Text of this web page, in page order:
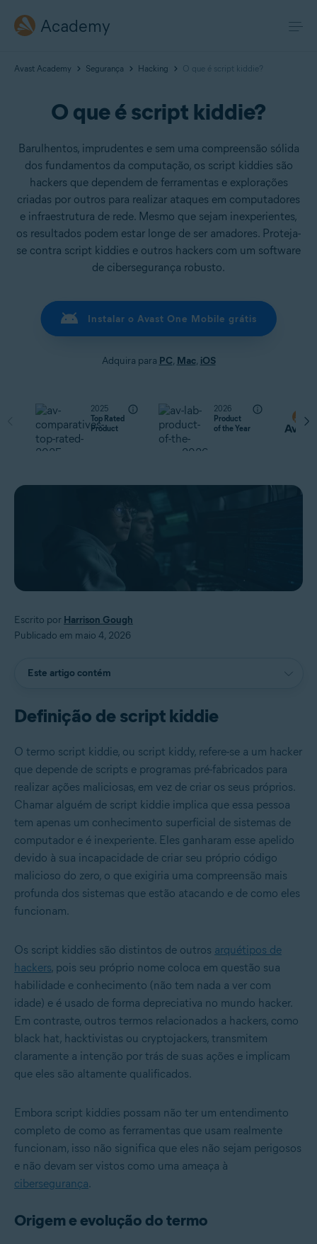
Academy
Avast Academy Segurança Hacking O que é script kiddie?
O que é script kiddie?
Barulhentos, imprudentes e sem uma compreensão sólida
dos fundamentos da computação, os script kiddies são
hackers que dependem de ferramentas e explorações
criadas por outros para realizar ataques em computadores
e infraestrutura de rede. Mesmo que sejam inexperientes,
os resultados podem estar longe de ser amadores. Proteja-
se contra script kiddies e outros hackers com um software
de cibersegurança robusto.
Instalar o Avast One Mobile grátis
Adquira para PC, Mac, iOS
2025
Top Rated
Product
2026
Product
of the Year
Escrito por Harrison Gough
Publicado em maio 4, 2026
Este artigo contém
Definição de script kiddie
O termo script kiddie, ou script kiddy, refere-se a um hacker
que depende de scripts e programas pré-fabricados para
realizar ações maliciosas, em vez de criar os seus próprios.
Chamar alguém de script kiddie implica que essa pessoa
tem apenas um conhecimento superficial de sistemas de
computador e é inexperiente. Eles ganharam esse apelido
devido à sua incapacidade de criar seu próprio código
malicioso do zero, o que exigiria uma compreensão mais
profunda dos sistemas que estão atacando e de como eles
funcionam.
Os script kiddies são distintos de outros arquétipos de
hackers, pois seu próprio nome coloca em questão sua
habilidade e conhecimento (não tem nada a ver com
idade) e é usado de forma depreciativa no mundo hacker.
Em contraste, outros termos relacionados a hackers, como
black hat, hacktivistas ou cryptojackers, transmitem
claramente a intenção por trás de suas ações e implicam
que eles são altamente qualificados.
Embora script kiddies possam não ter um entendimento
completo de como as ferramentas que usam realmente
funcionam, isso não significa que eles não sejam perigosos
e não devam ser vistos como uma ameaça à
cibersegurança.
Origem e evolução do termo